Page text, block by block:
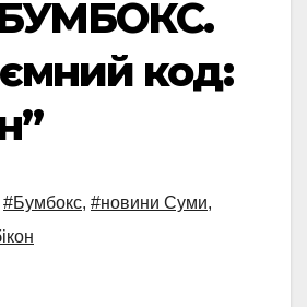
код:
#Бумбокс, #новини Суми,